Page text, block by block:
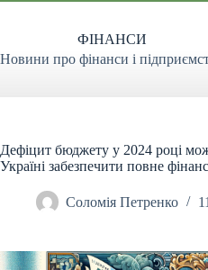
Перейти
ФІНАНСИ
Новини про фінанси і
Дефіцит бюджету у 2024 році
Україні забезпечити повне
Соломія Петренко